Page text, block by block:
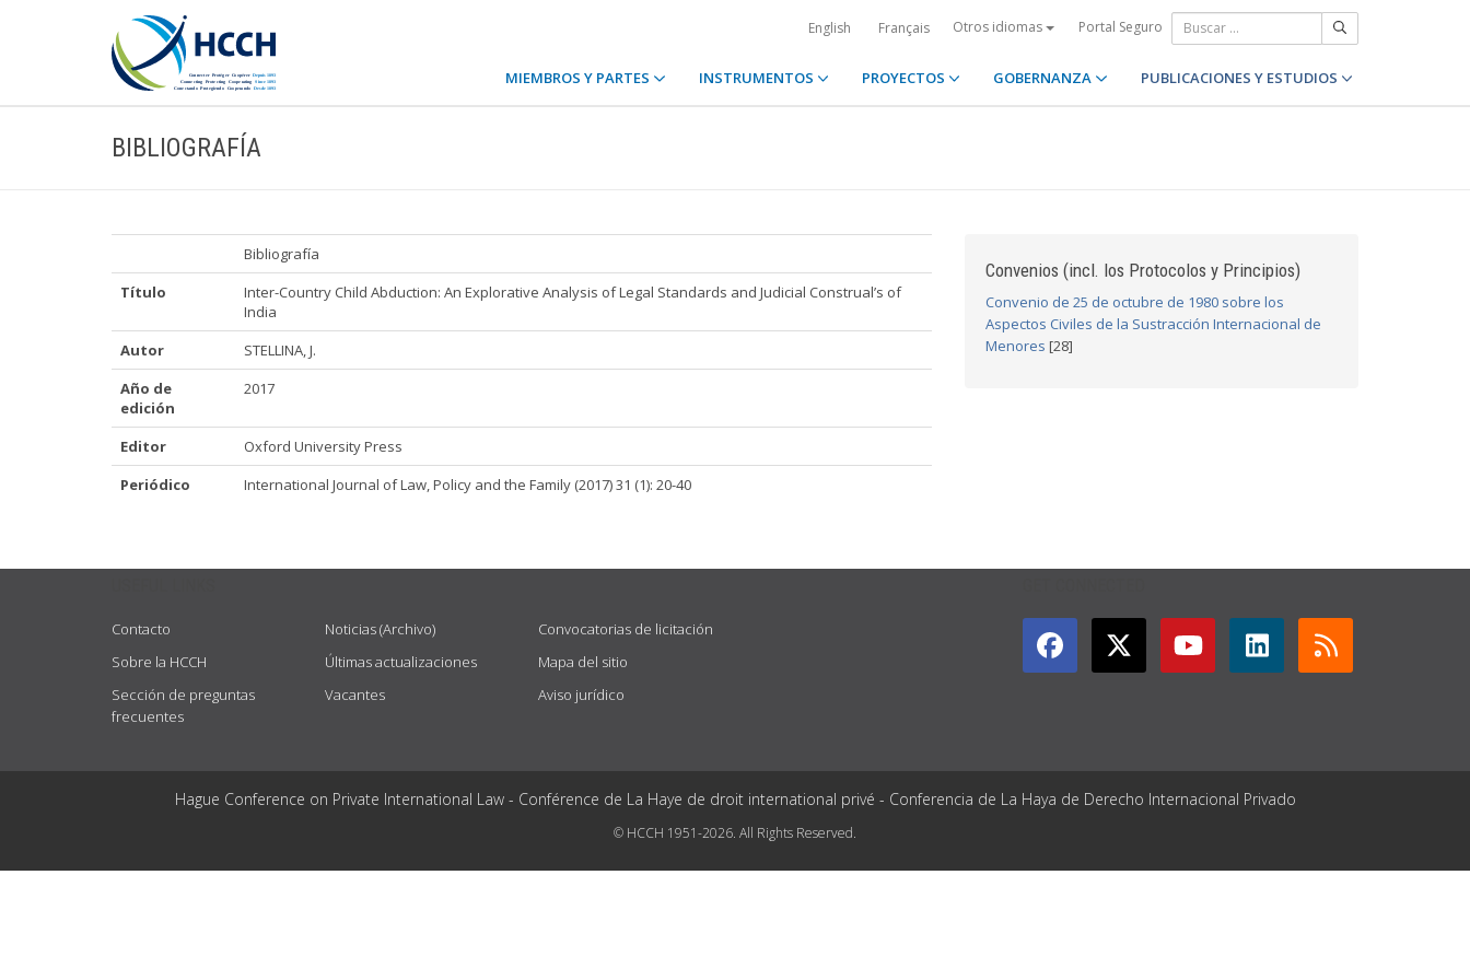
English Français Otros idiomas Portal Seguro
MIEMBROS Y PARTES INSTRUMENTOS PROYECTOS GOBERNANZA PUBLICACIONES Y ESTUDIOS
BIBLIOGRAFÍA
Bibliografía
Título
Inter-Country Child Abduction: An Explorative Analysis of Legal Standards and Judicial Construal’s of
India
Autor
STELLINA, J.
Año de
edición
2017
Editor
Oxford University Press
Periódico
International Journal of Law, Policy and the Family (2017) 31 (1): 20-40
Convenios (incl. los Protocolos y Principios)
Convenio de 25 de octubre de 1980 sobre los
Aspectos Civiles de la Sustracción Internacional de
Menores [28]
Contacto
Sobre la HCCH
Sección de preguntas
frecuentes
Noticias (Archivo)
Últimas actualizaciones
Vacantes
Convocatorias de licitación
Mapa del sitio
Aviso jurídico
Hague Conference on Private International Law - Conférence de La Haye de droit international privé - Conferencia de La Haya de Derecho Internacional Privado
© HCCH 1951-2026. All Rights Reserved.